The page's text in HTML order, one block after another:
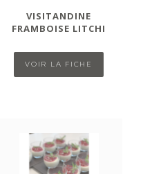
VISITANDINE
FRAMBOISE LITCHI
VOIR LA FICHE